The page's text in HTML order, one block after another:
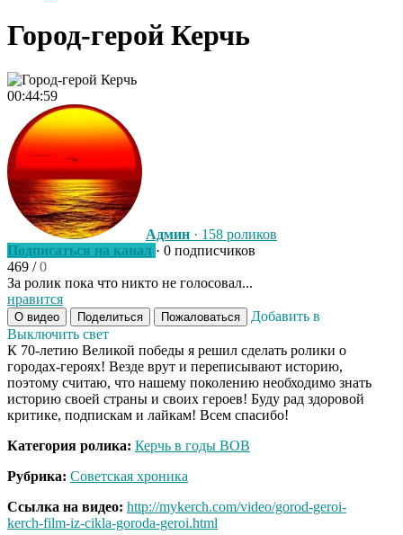
Город-герой Керчь
00:44:59
Админ · 158 роликов
Подписаться на канал · 0 подписчиков
469 /0
За ролик пока что никто не голосовал...
нравится
О видео Поделиться Пожаловаться
Добавить в
Выключить свет
К 70-летию Великой победы я решил сделать ролики о
городах-героях! Везде врут и переписывают историю,
поэтому считаю, что нашему поколению необходимо знать
историю своей страны и своих героев! Буду рад здоровой
критике, подпискам и лайкам! Всем спасибо!
Категория ролика: Керчь в годы ВОВ
Рубрика: Советская хроника
Ссылка на видео: http://mykerch.com/video/gorod-geroi-
kerch-film-iz-cikla-goroda-geroi.html